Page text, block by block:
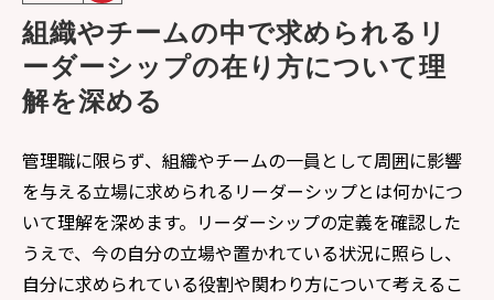
組織やチームの中で求められるリ
ーダーシップの在り方について理
解を深める
管理職に限らず、組織やチームの一員として周囲に影響
を与える立場に求められるリーダーシップとは何かにつ
いて理解を深めます。リーダーシップの定義を確認した
うえで、今の自分の立場や置かれている状況に照らし、
自分に求められている役割や関わり方について考えるこ